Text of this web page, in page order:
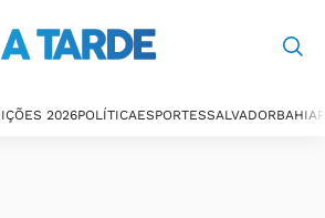
2026POLÍTICAESPORTESSALVADORBAHIA